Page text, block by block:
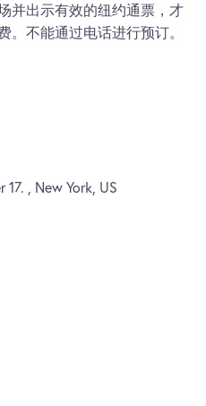
并出示有效的纽约通票，才
。不能通过电话进行预订。
, New York, US